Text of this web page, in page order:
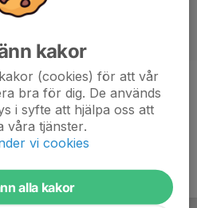
kakor
(cookies) för att vår
bra för dig. De används
i syfte att hjälpa oss att
våra tjänster.
vi cookies
alla kakor